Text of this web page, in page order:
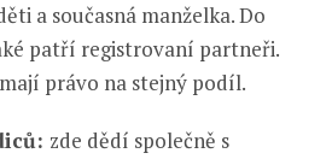
a současná manželka. Do
patří registrovaní partneři.
právo na stejný podíl.
zde dědí společně s